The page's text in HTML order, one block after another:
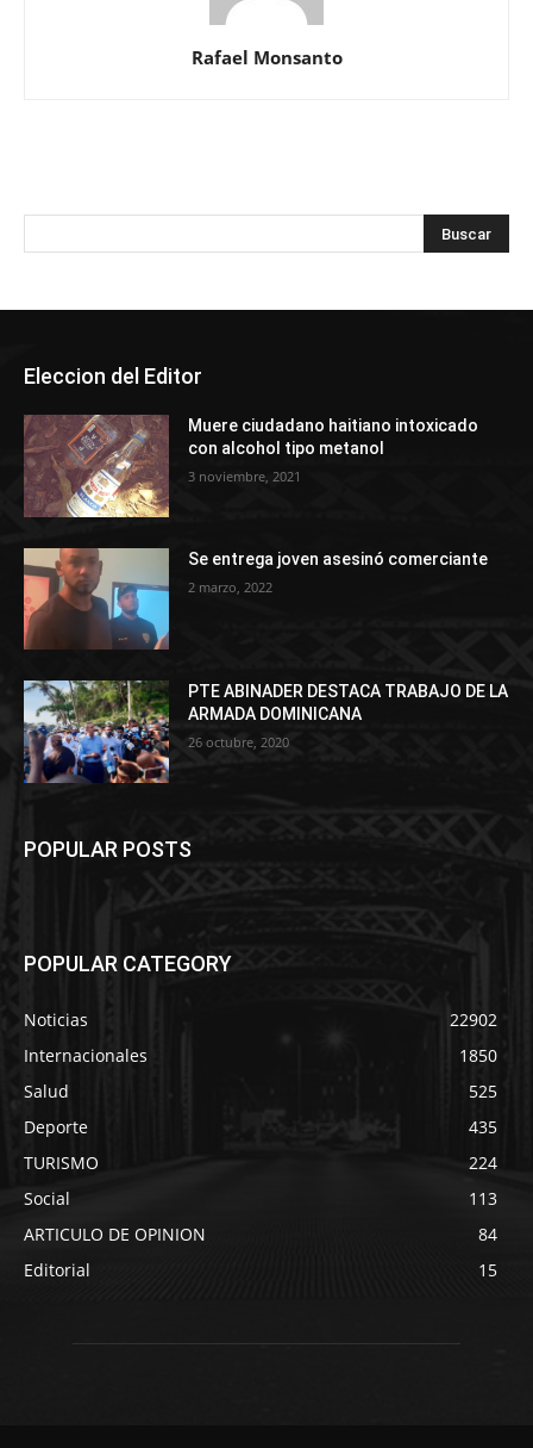
Rafael Monsanto
Eleccion del Editor
Muere ciudadano haitiano intoxicado
con alcohol tipo metanol
3 noviembre, 2021
Se entrega joven asesinó comerciante
2 marzo, 2022
PTE ABINADER DESTACA TRABAJO DE LA
ARMADA DOMINICANA
26 octubre, 2020
POPULAR POSTS
POPULAR CATEGORY
Noticias
22902
Internacionales
1850
Salud
525
Deporte
435
TURISMO
224
Social
113
ARTICULO DE OPINION
84
Editorial
15